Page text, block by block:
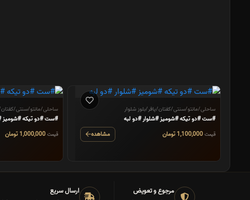
ساحلی/مانتو/سنتی/کفتان/پافر/بلوز شلوار
#ست #دو تیکه #شومیز #شلوار #دو لبه
قیمت مشاهده
ساحلی/مانتو/سنتی/کفتان/
#ست #دو تیکه #شومیز #شلوار پاکتی
قیمت1,000,000 تومان
مرجوع و تعویض ارسال سریع